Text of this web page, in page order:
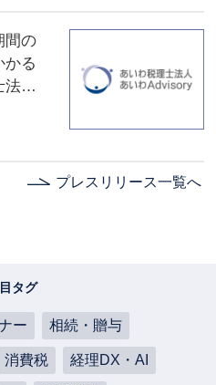
間の
かる
法人
プレスリリース一覧へ
タグ
ー 相続・贈与
消費税 経理DX・AI